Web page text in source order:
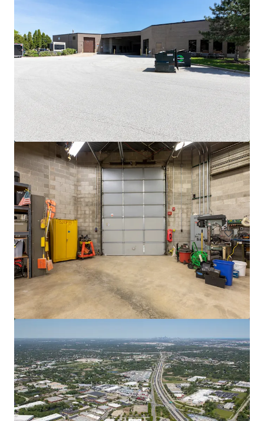
3500 S. Racine
3600 South Racine Avenue, Chicago, IL, 60609, US
6 475 m²
Industriel & Logistique